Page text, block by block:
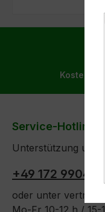
Service-Hotline
Unterstützung und
+49 172 9904427
oder unter